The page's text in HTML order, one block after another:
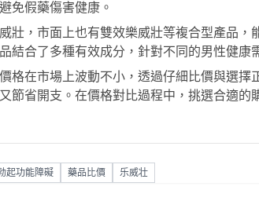
免假藥傷害健康。
壯，市面上也有雙效樂威壯等複合型產品，
結合了多種有效成分，針對不同的男性健康
格在市場上波動不小，透過仔細比價與選擇
節省開支。在價格對比過程中，挑選合適的
起功能障礙 藥品比價 乐威壮